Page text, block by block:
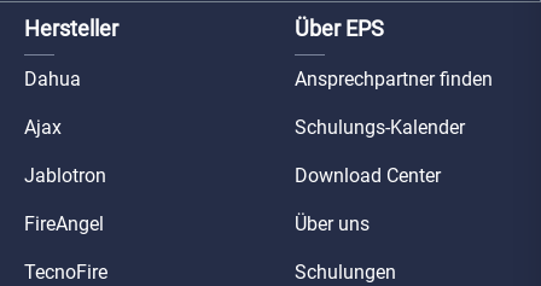
Hersteller
Dahua
Ajax
Jablotron
FireAngel
TecnoFire
Über EPS
Ansprechpartner finden
Schulungs-Kalender
Download Center
Über uns
Schulungen